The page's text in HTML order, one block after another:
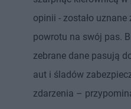
opinii - zostało
powrotu na swój pas.
zebrane dane pasują
aut i śladów
zdarzenia –